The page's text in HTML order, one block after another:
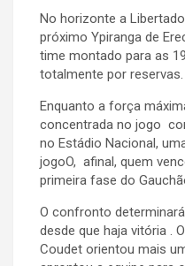
No horizonte a
próximo Ypiranga de
time montado para as
totalmente por reservas.
Enquanto a força
concentrada no jogo
no Estádio Nacional,
jogoO, afinal, quem
primeira fase do
O confronto
desde que haja vitória .
Coudet orientou mais